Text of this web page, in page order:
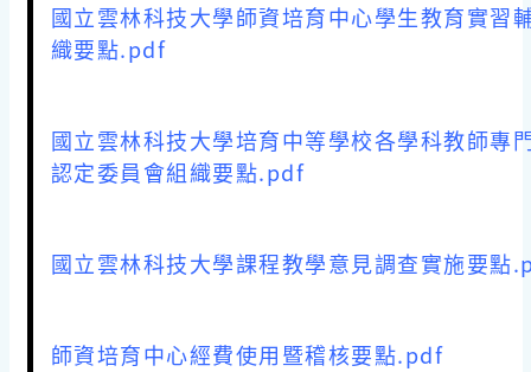
國立雲林科技大學師資培育中心學生教育實習
織要點.pdf
國立雲林科技大學培育中等學校各學科教師專
認定委員會組織要點.pdf
國立雲林科技大學課程教學意見調查實施要點
師資培育中心經費使用暨稽核要點.pdf